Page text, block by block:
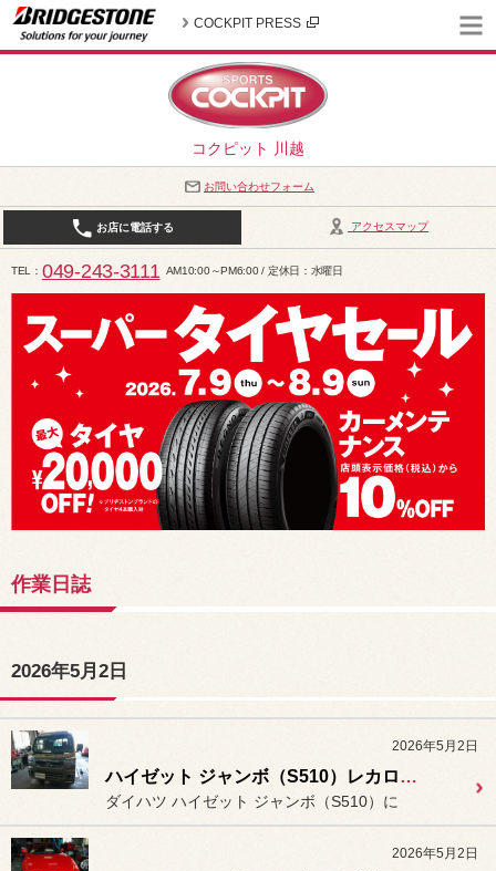
コクピット 川越
COCKPIT PRESS
お問い合わせフォーム
アクセスマップ
お店に電話する
TEL 049-243-3111 AM10:00～PM6:00 / 定休日：水曜日
作業日誌
2026年5月2日
2026年5月2日
ハイゼット ジャンボ（S510）レカロ製コンフォートシート「LXｰF」装着。
ダイハツ ハイゼット ジャンボ（S510）に
2026年5月2日